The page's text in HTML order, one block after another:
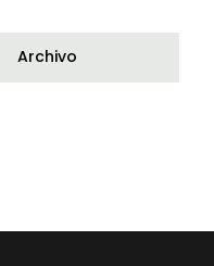
Archivo